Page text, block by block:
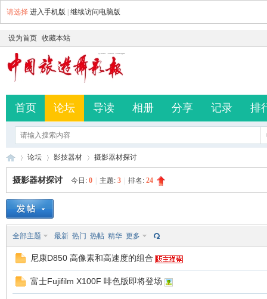
请选择 进入手机版 继续访问电脑版
设为首页 收藏本站
首页 论坛 导读 相册 分享 记录 排
»
论坛
›
影技器材 摄影器材探讨
摄影器材探讨 今日: 0 主题: 3 排名: 24
全部主题 最新 热门 热帖 精华 更多
尼康D850 高像素和高速度的组合
富士Fujifilm X100F 啡色版即将登场